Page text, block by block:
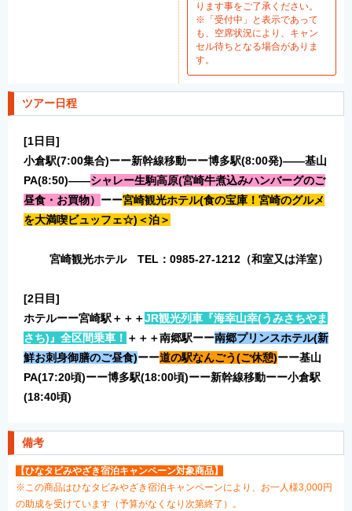
ります事をご了承ください。
※「受付中」と表示であって
も、空席状況により、キャン
セル待ちとなる場合がありま
す。
ツアー日程
[1日目]
小倉駅(7:00集合)ーー新幹線移動ーー博多駅(8:00発)――基山
PA(8:50)――シャレー生駒高原(宮崎牛煮込みハンバーグのご
昼食 ・お買物） ーー宮崎観光ホテル(食の宝庫！宮崎のグルメ
を大満喫ビュッフェ☆)＜泊＞
宮崎観光ホテル TEL：0985-27-1212（和室又は洋室）
[2日目]
ホテルーー宮崎駅＋＋＋JR観光列車『海幸山幸(うみさちやま
さち)』全区間乗車！ ＋＋＋南郷駅ーー南郷プリンスホテル(新
鮮お刺身御膳のご昼食)ーー道の駅なんごう(ご休憩)ーー基山
PA(17:20頃)ーー博多駅(18:00頃)ーー新幹線移動ーー小倉駅
(18:40頃)
備考
【ひなタビみやざき宿泊キャンペーン対象商品】
※この商品はひなタビみやざき宿泊キャンペーンにより、お一人様3,000円
の助成を受けています（予算がなくなり次第終了）。